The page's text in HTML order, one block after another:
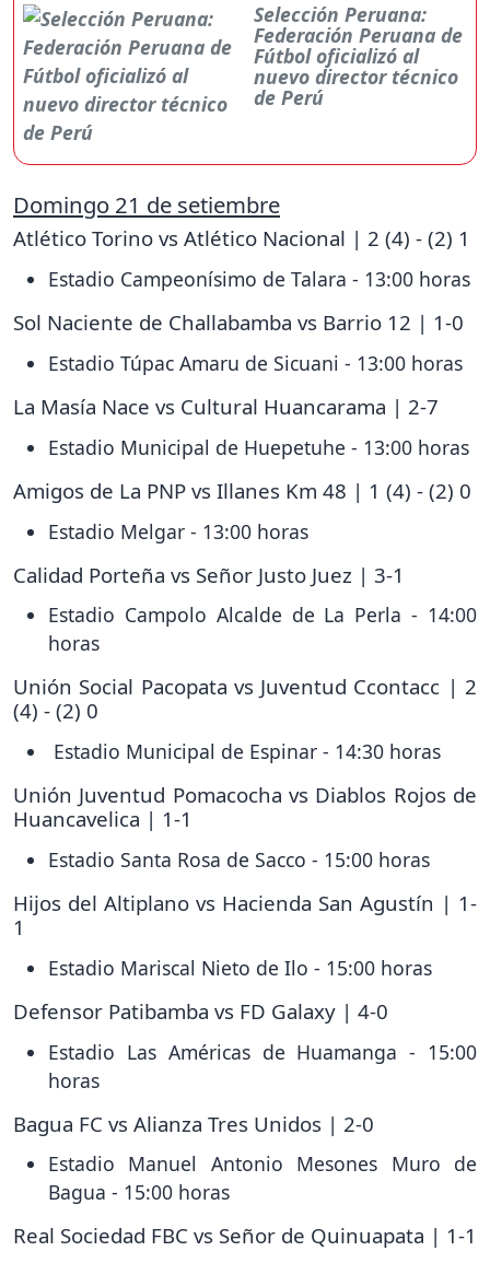
Selección Peruana:
Federación Peruana de
Fútbol oficializó al
nuevo director técnico
de Perú
Domingo 21 de setiembre
Atlético Torino vs Atlético Nacional | 2 (4) - (2) 1
Estadio Campeonísimo de Talara - 13:00 horas
Sol Naciente de Challabamba vs Barrio 12 | 1-0
Estadio Túpac Amaru de Sicuani - 13:00 horas
La Masía Nace vs Cultural Huancarama | 2-7
Estadio Municipal de Huepetuhe - 13:00 horas
Amigos de La PNP vs Illanes Km 48 | 1 (4) - (2) 0
Estadio Melgar - 13:00 horas
Calidad Porteña vs Señor Justo Juez | 3-1
Estadio Campolo Alcalde de La Perla - 14:00
horas
Unión Social Pacopata vs Juventud Ccontacc | 2
(4) - (2) 0
Estadio Municipal de Espinar - 14:30 horas
Unión Juventud Pomacocha vs Diablos Rojos de
Huancavelica | 1-1
Estadio Santa Rosa de Sacco - 15:00 horas
Hijos del Altiplano vs Hacienda San Agustín | 1-
1
Estadio Mariscal Nieto de Ilo - 15:00 horas
Defensor Patibamba vs FD Galaxy | 4-0
Estadio Las Américas de Huamanga - 15:00
horas
Bagua FC vs Alianza Tres Unidos | 2-0
Estadio Manuel Antonio Mesones Muro de
Bagua - 15:00 horas
Real Sociedad FBC vs Señor de Quinuapata | 1-1